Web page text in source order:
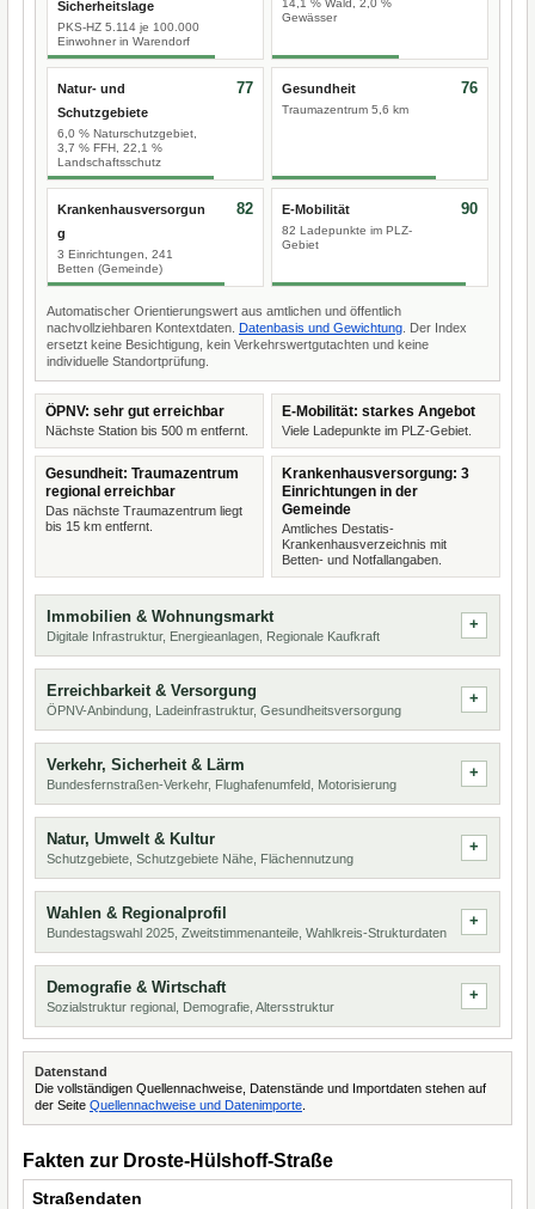
Sicherheitslage
PKS-HZ 5.114 je 100.000
Einwohner in Warendorf
14,1 % Wald, 2,0 %
Gewässer
Natur- und
Schutzgebiete
6,0 % Naturschutzgebiet,
3,7 % FFH, 22,1 %
Landschaftsschutz
77 Gesundheit
Traumazentrum 5,6 km
76
Krankenhausversorgun
g
3 Einrichtungen, 241
Betten (Gemeinde)
82 E-Mobilität
82 Ladepunkte im PLZ-
Gebiet
90
Automatischer Orientierungswert aus amtlichen und öffentlich
nachvollziehbaren Kontextdaten. Datenbasis und Gewichtung . Der Index
ersetzt keine Besichtigung, kein Verkehrswertgutachten und keine
individuelle Standortprüfung.
ÖPNV: sehr gut erreichbar
Nächste Station bis 500 m entfernt.
E-Mobilität: starkes Angebot
Viele Ladepunkte im PLZ-Gebiet.
Gesundheit: Traumazentrum
regional erreichbar
Das nächste Traumazentrum liegt
bis 15 km entfernt.
Krankenhausversorgung: 3
Einrichtungen in der
Gemeinde
Amtliches Destatis-
Krankenhausverzeichnis mit
Betten- und Notfallangaben.
Immobilien & Wohnungsmarkt
Digitale Infrastruktur, Energieanlagen, Regionale Kaufkraft
Erreichbarkeit & Versorgung
ÖPNV-Anbindung, Ladeinfrastruktur, Gesundheitsversorgung
Verkehr, Sicherheit & Lärm
Bundesfernstraßen-Verkehr, Flughafenumfeld, Motorisierung
Natur, Umwelt & Kultur
Schutzgebiete, Schutzgebiete Nähe, Flächennutzung
Wahlen & Regionalprofil
Bundestagswahl 2025, Zweitstimmenanteile, Wahlkreis-Strukturdaten
Demografie & Wirtschaft
Sozialstruktur regional, Demografie, Altersstruktur
Datenstand
Die vollständigen Quellennachweise, Datenstände und Importdaten stehen auf
der Seite Quellennachweise und Datenimporte
Fakten zur Droste-Hülshoff-Straße
Straßendaten